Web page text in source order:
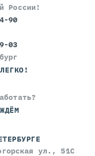
России!
90
03
ул., 51С